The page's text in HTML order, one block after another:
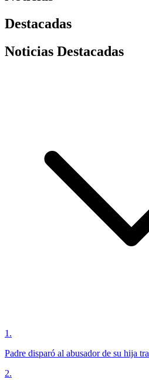
Destacadas
Noticias Destacadas
1 .
Padre disparó al abusador de su hija
2.